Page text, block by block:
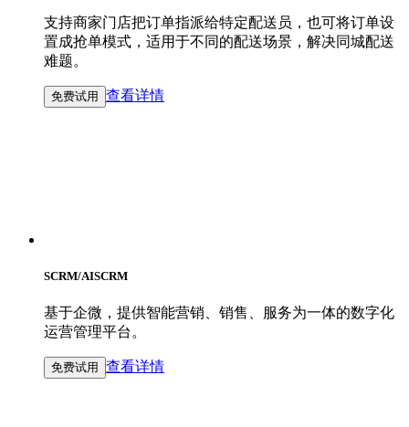
支持商家门店把订单指派给特定配送员，也可将订单设
置成抢单模式，适用于不同的配送场景‌，解决同城配送
难题。
免费试用 查看详情
SCRM/AISCRM
基于企微，提供智能营销、销售、服务为一体的数字化
运营管理平台。
免费试用 查看详情